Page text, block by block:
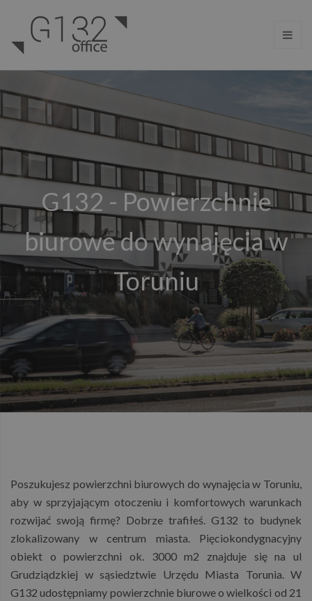
G132 - Powierzchnie
biurowe do wynajęcia w
Toruniu
Poszukujesz powierzchni biurowych do wynajęcia w Toruniu,
aby w sprzyjającym otoczeniu i komfortowych warunkach
rozwijać swoją firmę? Dobrze trafiłeś. G132 to budynek
zlokalizowany w centrum miasta. Pięciokondygnacyjny
obiekt o powierzchni ok. 3000 m2 znajduje się na ul
Grudziądzkiej w sąsiedztwie Urzędu Miasta Torunia. W
G132 udostępniamy powierzchnie biurowe o wielkości od 21